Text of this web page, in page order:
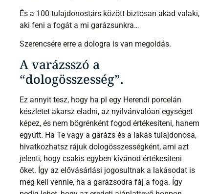
És a 100 tulajdonostárs között biztosan akad valaki,
aki feni a fogát a mi garázsunkra…
Szerencsére erre a dologra is van megoldás.
A varázsszó a
“dologösszesség”.
Ez annyit tesz, hogy ha pl egy Herendi porcelán
készletet akarsz eladni, az nyilvánvalóan egységet
képez, és nem bögrénként fogod értékesíteni, hanem
együtt. Ha Te vagy a garázs és a lakás tulajdonosa,
hivatkozhatsz rájuk dologösszességként, ami azt
jelenti, hogy csakis egyben kívánod értékesíteni
őket. Így az elővásárlási jogosultnak a lakásodat is
meg kell vennie, ha a garázsodra fáj a foga. Így